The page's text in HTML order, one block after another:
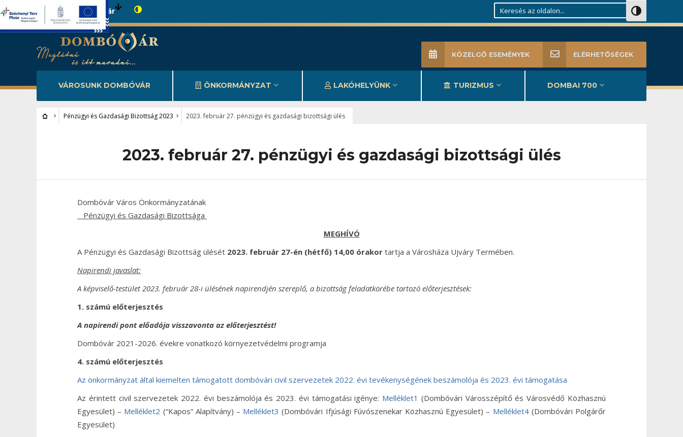
Nagy
Városunk Dombóvár Search
VÁROSUNK DOMBÓVÁR ÖNKORMÁNYZAT LAKÓHELYÜNK TURIZMUS DOMBAI 700
KÖZELGŐ ESEMÉNYEK ELÉRHETŐSÉGEK
Pénzügyi és Gazdasági Bizottság 2023 2023. február 27. pénzügyi és gazdasági bizottsági ülés
2023. február 27. pénzügyi és gazdasági bizottsági ülés
Dombóvár Város Önkormányzatának
Pénzügyi és Gazdasági Bizottsága
MEGHÍVÓ
A Pénzügyi és Gazdasági Bizottság ülését 2023. február 27-én (hétfő) 14,00 órakor tartja a Városháza Ujváry Termében.
Napirendi javaslat:
A képviselő-testület 2023. február 28-i ülésének napirendjén szereplő, a bizottság feladatkörébe tartozó előterjesztések:
1. számú előterjesztés
A napirendi pont előadója visszavonta az előterjesztést!
Dombóvár 2021-2026. évekre vonatkozó környezetvédelmi programja
4. számú előterjesztés
Az önkormányzat által kiemelten támogatott dombóvári civil szervezetek 2022. évi tevékenységének beszámolója és 2023. évi támogatása
Az érintett civil szervezetek 2022. évi beszámolója és 2023. évi támogatási igénye: Melléklet1 (Dombóvári Városszépítő és Városvédő Közhasznú
Egyesület) – Melléklet2 (“Kapos” Alapítvány) – Melléklet3 (Dombóvári Ifjúsági Fúvószenekar Közhasznú Egyesület) – Melléklet4(Dombóvári Polgárőr
Egyesület)